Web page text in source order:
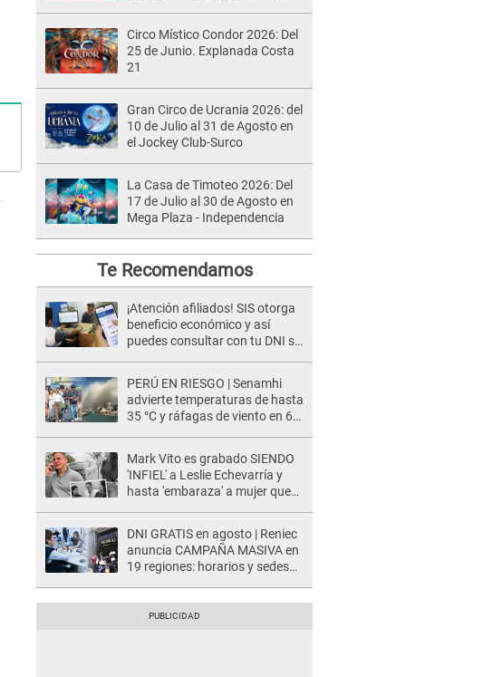
Circo Místico Condor 2026: Del
25 de Junio. Explanada Costa
21
Gran Circo de Ucrania 2026: del
10 de Julio al 31 de Agosto en
el Jockey Club-Surco
La Casa de Timoteo 2026: Del
17 de Julio al 30 de Agosto en
Mega Plaza - Independencia
Te Recomendamos
¡Atención afiliados! SIS otorga
beneficio económico y así
puedes consultar con tu DNI si
PERÚ EN RIESGO | Senamhi
advierte temperaturas de hasta
35 °C y ráfagas de viento en 6
Mark Vito es grabado SIENDO
'INFIEL' a Leslie Echevarría y
hasta 'embaraza' a mujer que
DNI GRATIS en agosto | Reniec
anuncia CAMPAÑA MASIVA en
19 regiones: horarios y sedes